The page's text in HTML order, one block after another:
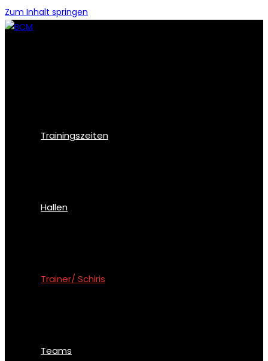
Zum Inhalt springen
Trainingszeiten
Hallen
Trainer/ Schiris
Teams